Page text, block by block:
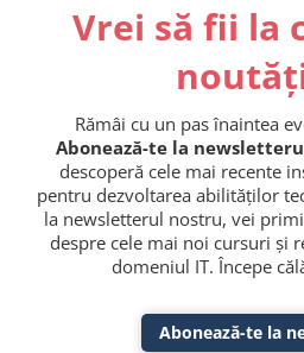
Vrei să fii la
Rămâi cu un pas înaintea
Abonează-te la
descoperă cele mai recente
pentru dezvoltarea abilităților
la newsletterul nostru, vei
despre cele mai noi cursuri și
domeniul IT. Începe
Abonează-te la